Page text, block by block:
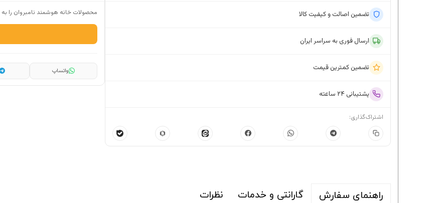
تضمین اصالت و کیفیت کالا
ارسال فوری به سراسر ایران
تضمین کمترین قیمت
پشتیبانی ۲۴ ساعته
اشتراک‌گذاری:
محصولات خانه هوشمند نامبروان را
واتساپ
راهنمای سفارش گارانتی و خدمات نظرات